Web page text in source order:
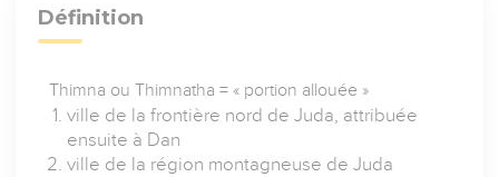
Définition
Thimna ou Thimnatha = « portion allouée »
ville de la frontière nord de Juda, attribuée
ensuite à Dan
ville de la région montagneuse de Juda